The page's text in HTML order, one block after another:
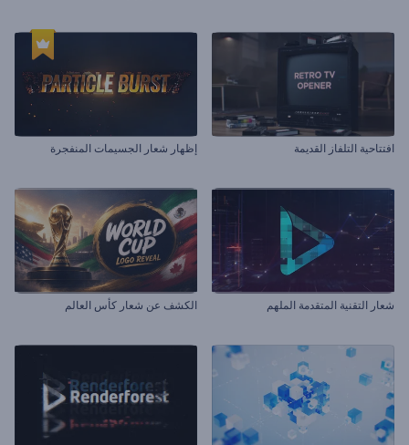
افتتاحية التلفاز القديمة إظهار شعار الجسيمات المنفجرة
شعار التقنية المتقدمة الملهم الكشف عن شعار كأس العالم